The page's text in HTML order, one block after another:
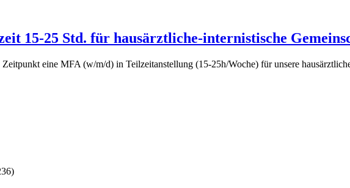
15-25 Std. für hausärztliche-internistische
eine MFA (w/m/d) in Teilzeitanstellung (15-25h/Woche) für unsere
)